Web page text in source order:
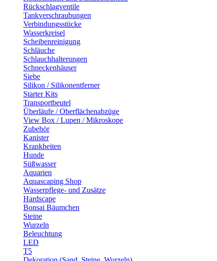
Rückschlagventile
Tankverschraubungen
Verbindungsstücke
Wasserkreisel
Scheibenreinigung
Schläuche
Schlauchhalterungen
Schneckenhäuser
Siebe
Silikon / Silikonentferner
Starter Kits
Transportbeutel
Überläufe / Oberflächenabzüge
View Box / Lupen / Mikroskope
Zubehör
Kanister
Krankheiten
Hunde
Süßwasser
Aquarien
Aquascaping Shop
Wasserpflege- und Zusätze
Hardscape
Bonsai Bäumchen
Steine
Wurzeln
Beleuchtung
LED
T5